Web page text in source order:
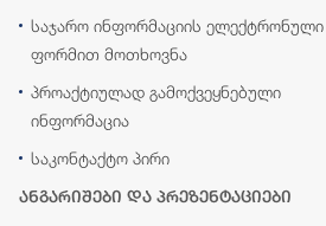
საჯარო ინფორმაციის ელექტრონული
ფორმით მოთხოვნა
პროაქტიულად გამოქვეყნებული
ინფორმაცია
საკონტაქტო პირი
ანგარიშები და პრეზენტაციები